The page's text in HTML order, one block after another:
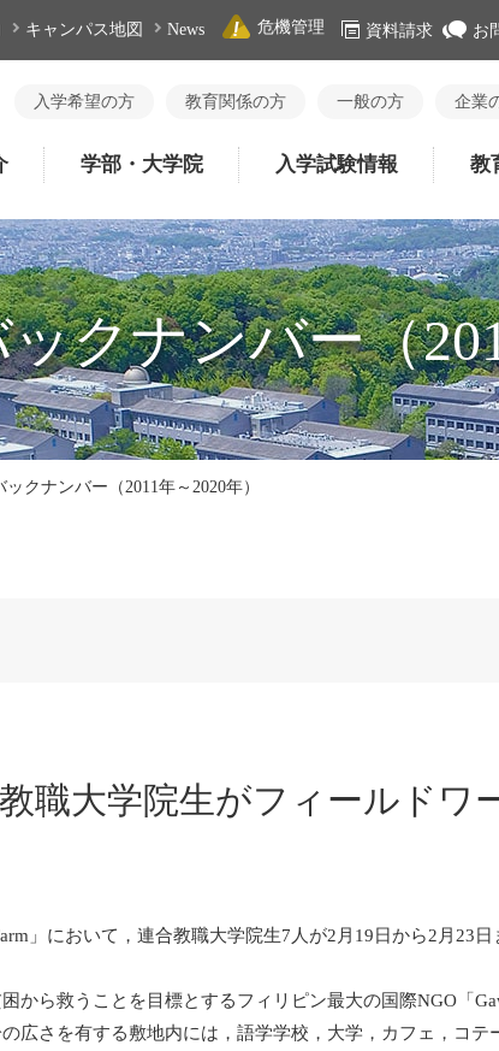
キャンパス地図 News 危機管理 資料請求 お
入学希望の方 教育関係の方 一般の方 企業
学部・大学院 入学試験情報 教
クナンバー（
ックナンバー（2011年～2020年）
職大学院生がフィールドワ
」において，連合教職大学院生7人が2月19日から2月23日
から救うことを目標とするフィリピン最大の国際NGO「
広さを有する敷地内には，語学学校，大学，カフェ，コテ